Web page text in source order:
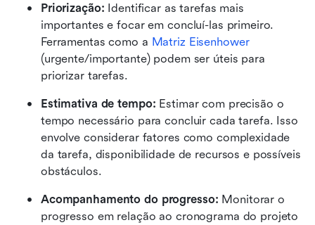
Priorização: Identificar as tarefas mais
importantes e focar em concluí-las primeiro.
Ferramentas como a Matriz Eisenhower
(urgente/importante) podem ser úteis para
priorizar tarefas.
Estimativa de tempo: Estimar com precisão o
tempo necessário para concluir cada tarefa. Isso
envolve considerar fatores como complexidade
da tarefa, disponibilidade de recursos e possíveis
obstáculos.
Acompanhamento do progresso: Monitorar o
progresso em relação ao cronograma do projeto